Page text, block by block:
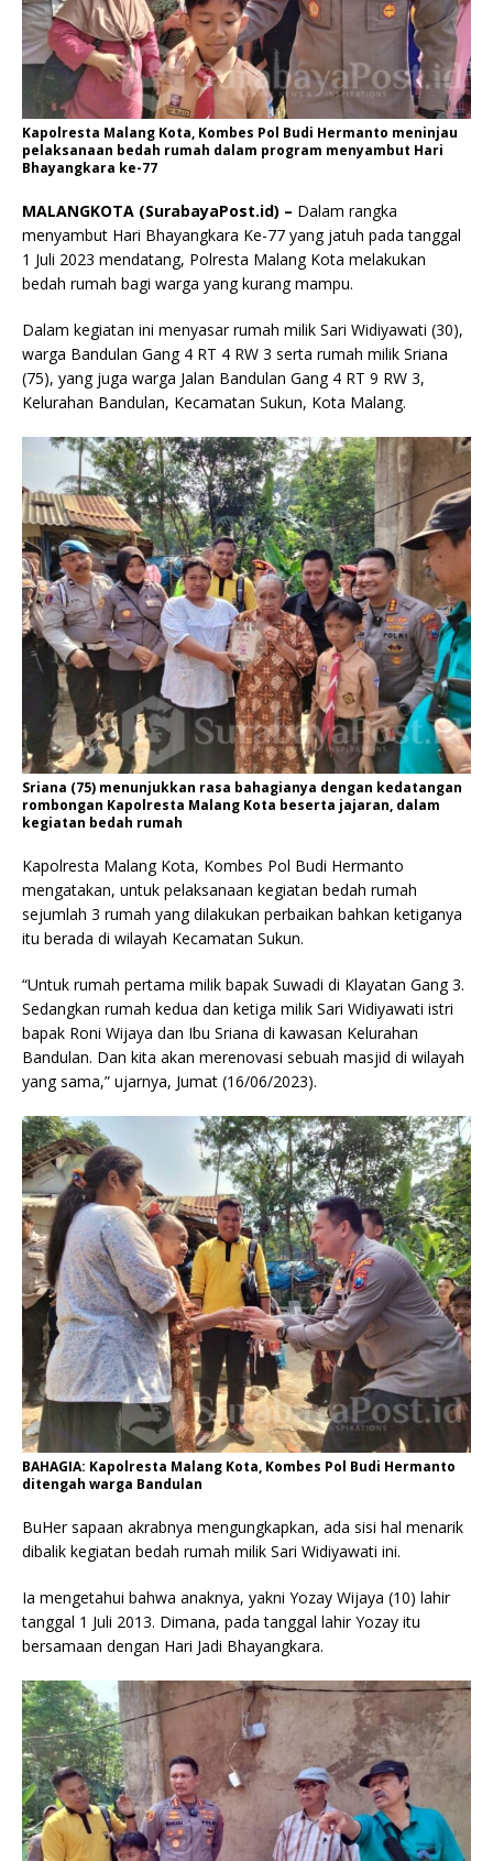
Kapolresta Malang Kota, Kombes Pol Budi Hermanto meninjau
pelaksanaan bedah rumah dalam program menyambut Hari
Bhayangkara ke-77
MALANGKOTA (SurabayaPost.id) – Dalam rangka
menyambut Hari Bhayangkara Ke-77 yang jatuh pada tanggal
1 Juli 2023 mendatang, Polresta Malang Kota melakukan
bedah rumah bagi warga yang kurang mampu.
Dalam kegiatan ini menyasar rumah milik Sari Widiyawati (30),
warga Bandulan Gang 4 RT 4 RW 3 serta rumah milik Sriana
(75), yang juga warga Jalan Bandulan Gang 4 RT 9 RW 3,
Kelurahan Bandulan, Kecamatan Sukun, Kota Malang.
Sriana (75) menunjukkan rasa bahagianya dengan kedatangan
rombongan Kapolresta Malang Kota beserta jajaran, dalam
kegiatan bedah rumah
Kapolresta Malang Kota, Kombes Pol Budi Hermanto
mengatakan, untuk pelaksanaan kegiatan bedah rumah
sejumlah 3 rumah yang dilakukan perbaikan bahkan ketiganya
itu berada di wilayah Kecamatan Sukun.
“Untuk rumah pertama milik bapak Suwadi di Klayatan Gang 3.
Sedangkan rumah kedua dan ketiga milik Sari Widiyawati istri
bapak Roni Wijaya dan Ibu Sriana di kawasan Kelurahan
Bandulan. Dan kita akan merenovasi sebuah masjid di wilayah
yang sama,” ujarnya, Jumat (16/06/2023).
BAHAGIA: Kapolresta Malang Kota, Kombes Pol Budi Hermanto
ditengah warga Bandulan
BuHer sapaan akrabnya mengungkapkan, ada sisi hal menarik
dibalik kegiatan bedah rumah milik Sari Widiyawati ini.
Ia mengetahui bahwa anaknya, yakni Yozay Wijaya (10) lahir
tanggal 1 Juli 2013. Dimana, pada tanggal lahir Yozay itu
bersamaan dengan Hari Jadi Bhayangkara.